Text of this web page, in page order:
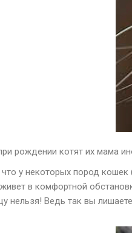
рождении котят их мама
что у некоторых пород
в комфортной
нельзя! Ведь так вы